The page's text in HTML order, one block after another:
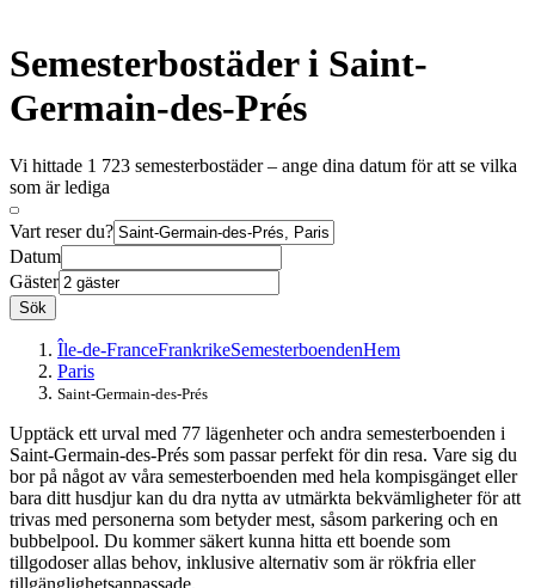
Semesterbostäder i Saint-
Germain-des-Prés
Vi hittade 1 723 semesterbostäder – ange dina datum för att se vilka
som är lediga
Vart reser du?
Datum
Gäster
Sök
Île-de-FranceFrankrikeSemesterboendenHem
Paris
Saint-Germain-des-Prés
Upptäck ett urval med 77 lägenheter och andra semesterboenden i
Saint-Germain-des-Prés som passar perfekt för din resa. Vare sig du
bor på något av våra semesterboenden med hela kompisgänget eller
bara ditt husdjur kan du dra nytta av utmärkta bekvämligheter för att
trivas med personerna som betyder mest, såsom parkering och en
bubbelpool. Du kommer säkert kunna hitta ett boende som
tillgodoser allas behov, inklusive alternativ som är rökfria eller